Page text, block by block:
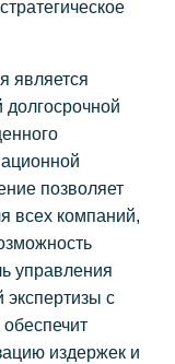
является
позволяет
всех компаний,
управления
экспертизы с
издержек и